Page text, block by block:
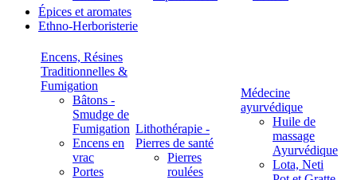
Épices et aromates
Ethno-Herboristerie
Encens, Résines
Traditionnelles &
Fumigation
Bâtons -
Smudge de
Fumigation
Encens en
vrac
Portes
Lithothérapie -
Pierres de santé
Pierres
roulées
Médecine
ayurvédique
Huile de
massage
Ayurvédique
Lota, Neti